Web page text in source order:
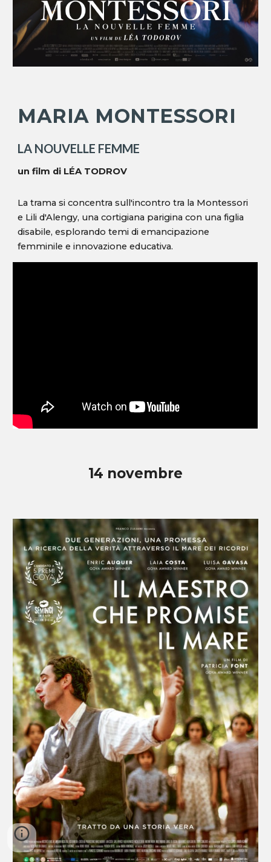
MARIA MONTESSORI
LA NOUVELLE FEMME
un film di LÉA TODROV
La trama si concentra sull'incontro tra la Montessori
e Lili d'Alengy, una cortigiana parigina con una figlia
disabile, esplorando temi di emancipazione
femminile e innovazione educativa.
14 novembre